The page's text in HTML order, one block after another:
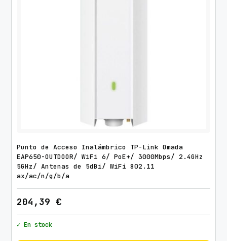
Punto de Acceso Inalámbrico TP-Link Omada
EAP650-OUTDOOR/ WiFi 6/ PoE+/ 3000Mbps/ 2.4GHz
5GHz/ Antenas de 5dBi/ WiFi 802.11
ax/ac/n/g/b/a
204,39 €
✓ En stock